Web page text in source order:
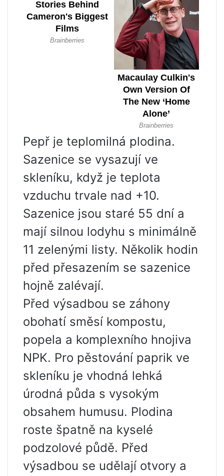
Pepř je teplomilná plodina.
Sazenice se vysazují ve
skleníku, když je teplota
vzduchu trvale nad +10.
Sazenice jsou staré 55 dní a
mají silnou lodyhu s minimálně
11 zelenými listy. Několik hodin
před přesazením se sazenice
hojně zalévají.
Před výsadbou se záhony
obohatí směsí kompostu,
popela a komplexního hnojiva
NPK. Pro pěstování paprik ve
skleníku je vhodná lehká
úrodná půda s vysokým
obsahem humusu. Plodina
roste špatně na kyselé
podzolové půdě. Před
výsadbou se udělají otvory a